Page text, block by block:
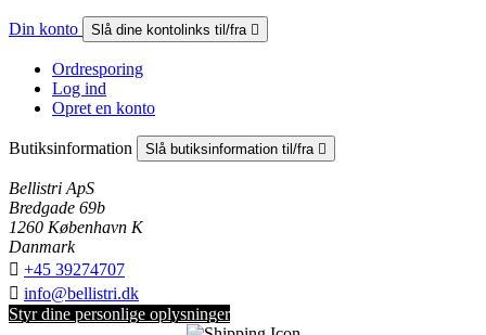
Din konto Slå dine kontolinks til/fra 
Ordresporing
Log ind
Opret en konto
Butiksinformation Slå butiksinformation til/fra 
Bellistri ApS
Bredgade 69b
1260 København K
Danmark
 +45 39274707
 info@bellistri.dk
Styr dine personlige oplysninger